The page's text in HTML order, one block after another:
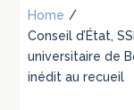
Home /
Conseil d’État,
universitaire de
inédit au recueil